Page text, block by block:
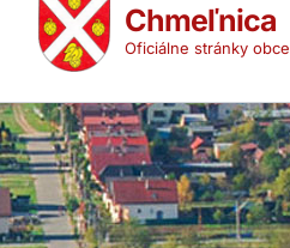
Chmeľnica
Oficiálne stránky obce